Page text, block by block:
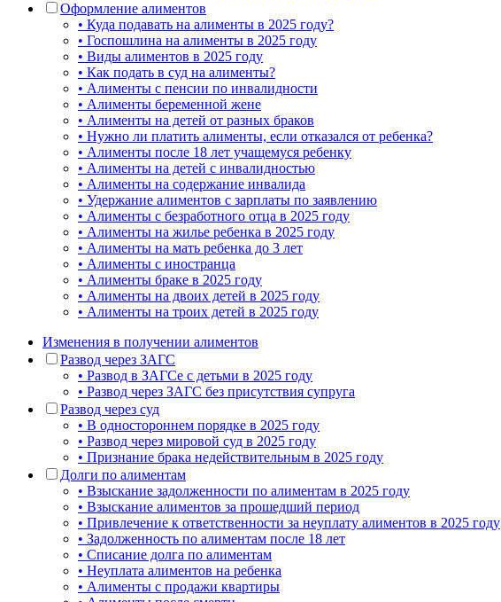
Оформление алиментов
• Куда подавать на алименты в 2025 году?
• Госпошлина на алименты в 2025 году
• Виды алиментов в 2025 году
• Как подать в суд на алименты?
• Алименты с пенсии по инвалидности
• Алименты беременной жене
• Алименты на детей от разных браков
• Нужно ли платить алименты, если отказался от ребенка?
• Алименты после 18 лет учащемуся ребенку
• Алименты на детей с инвалидностью
• Алименты на содержание инвалида
• Удержание алиментов с зарплаты по заявлению
• Алименты с безработного отца в 2025 году
• Алименты на жилье ребенка в 2025 году
• Алименты на мать ребенка до 3 лет
• Алименты с иностранца
• Алименты браке в 2025 году
• Алименты на двоих детей в 2025 году
• Алименты на троих детей в 2025 году
Изменения в получении алиментов
Развод через ЗАГС
• Развод в ЗАГСе с детьми в 2025 году
• Развод через ЗАГС без присутствия супруга
Развод через суд
• В одностороннем порядке в 2025 году
• Развод через мировой суд в 2025 году
• Признание брака недействительным в 2025 году
Долги по алиментам
• Взыскание задолженности по алиментам в 2025 году
• Взыскание алиментов за прошедший период
• Привлечение к ответственности за неуплату алиментов в 2025 году
• Задолженность по алиментам после 18 лет
• Списание долга по алиментам
• Неуплата алиментов на ребенка
• Алименты с продажи квартиры